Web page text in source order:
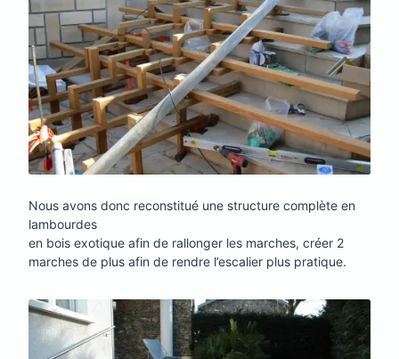
Nous avons donc reconstitué une structure complète en
lambourdes
en bois exotique afin de rallonger les marches, créer 2
marches de plus afin de rendre l’escalier plus pratique.